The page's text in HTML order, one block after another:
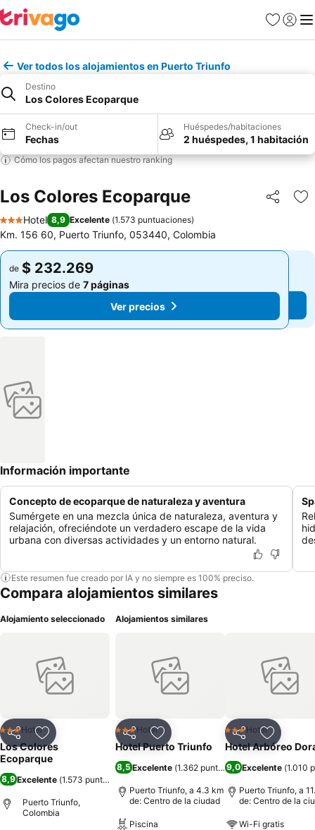
Favoritos
Iniciar
Ver todos los alojamientos en Puerto Triunfo
Destino
Los Colores Ecoparque
Check-in/out
Fechas
Huéspedes/habitaciones
2 huéspedes, 1 habitación
Cómo los pagos afectan nuestro ranking
Los Colores Ecoparque Compartir
3 Estrellas
Hotel 8,9 Excelente (1.573 puntuaciones)
Km. 156 60, Puerto Triunfo, 053440, Colombia
de $ 232.269
Mira precios de 7 páginas
Ver precios
de $ 232.269
Mira precios de 7 páginas
Ver precios
Información importante
Concepto de ecoparque de naturaleza y aventura
Sumérgete en una mezcla única de naturaleza, aventura y
relajación, ofreciéndote un verdadero escape de la vida
urbana con diversas actividades y un entorno natural.
Este resumen fue creado por IA y no siempre es 100% preciso.
Compara alojamientos similares
Alojamiento seleccionado
CompartirAgregar a favoritos
3 Estrellas
Hotel
Los Colores
Ecoparque
8,9Excelente (1.573 puntuaciones
Puerto Triunfo,
Colombia
Alojamientos similares
CompartirAgregar a favoritos
3 Estrellas
Hotel
Hotel Puerto Triunfo
8,5Excelente (1.362 puntuaciones)
Puerto Triunfo, a 4.3 km
de: Centro de la ciudad
Piscina
CompartirAgregar
3 Estrellas
Hotel
Hotel Arbóreo
9,0Excelente (1.010
Puerto Triunfo, a
de: Centro de la
Wi-Fi gratis